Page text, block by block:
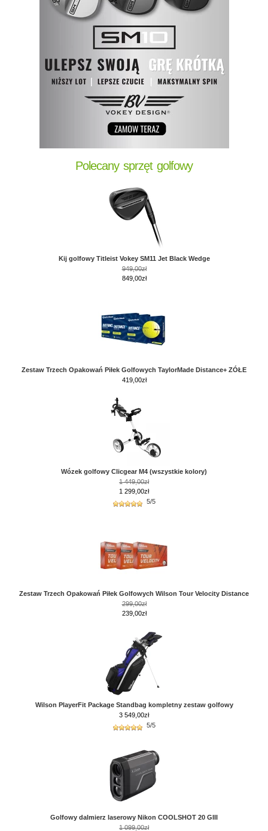
Polecany sprzęt golfowy
Kij golfowy Titleist Vokey SM11 Jet Black Wedge
949,00zł
849,00zł
Zestaw Trzech Opakowań Piłek Golfowych TaylorMade Distance+ ZÓŁE
419,00zł
Wózek golfowy Clicgear M4 (wszystkie kolory)
1 449,00zł
1 299,00zł
5/5
Zestaw Trzech Opakowań Piłek Golfowych Wilson Tour Velocity Distance
299,00zł
239,00zł
Wilson PlayerFit Package Standbag kompletny zestaw golfowy
3 549,00zł
5/5
Golfowy dalmierz laserowy Nikon COOLSHOT 20 GIII
1 099,00zł